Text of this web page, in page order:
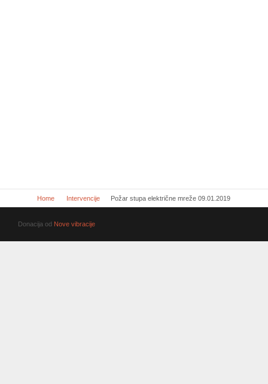
Home Intervencije Požar stupa električne mreže 09.01.2019
Donacija od Nove vibracije